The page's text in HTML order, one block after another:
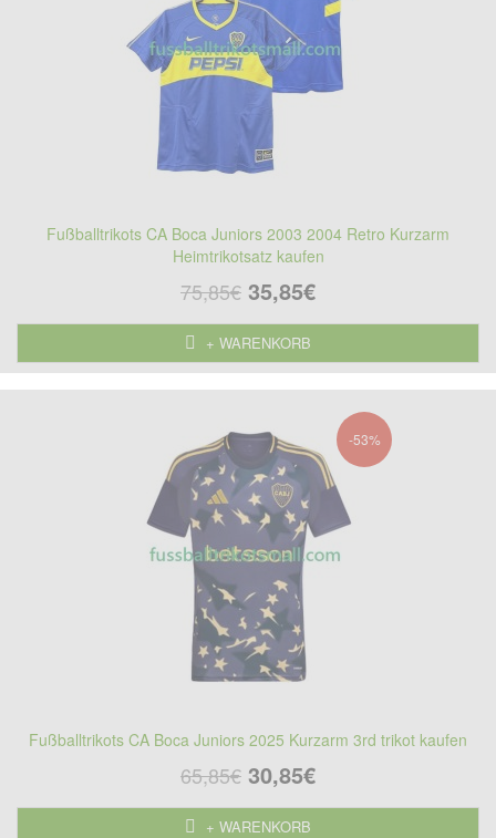
Fußballtrikots CA Boca Juniors 2003 2004 Retro Kurzarm
Heimtrikotsatz kaufen
75,85€ 35,85€
+ WARENKORB
-53%
Fußballtrikots CA Boca Juniors 2025 Kurzarm 3rd trikot kaufen
65,85€ 30,85€
+ WARENKORB